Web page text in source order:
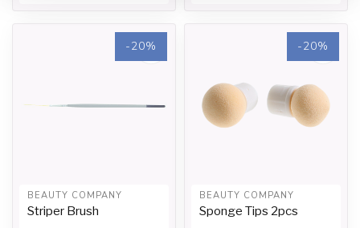
-20%
BEAUTY COMPANY
Striper Brush
-20%
BEAUTY COMPANY
Sponge Tips 2pcs